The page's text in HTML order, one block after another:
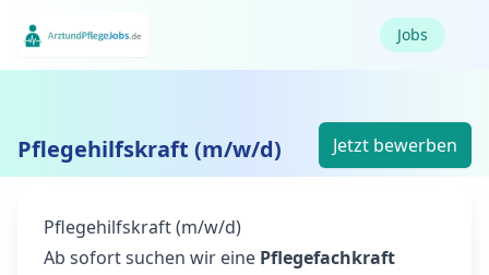
Jobs
Pflegehilfskraft (m/w/d) Jetzt bewerben
Pflegehilfskraft (m/w/d)
Ab sofort suchen wir eine Pflegefachkraft